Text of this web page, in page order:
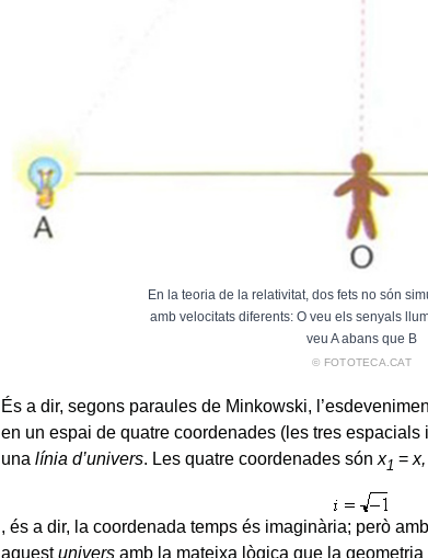
En la teoria de la relativitat, dos fets no són
amb velocitats diferents: O veu els senyals
veu A abans que B
© FOTOTECA.CAT
És a dir, segons paraules de Minkowski,
en un espai de quatre coordenades (les tres
unalínia d’univers. Les quatre coordenades sónx1 =
, és a dir, la coordenada temps és imaginària; però
aquestunivers amb la mateixa lògica que la